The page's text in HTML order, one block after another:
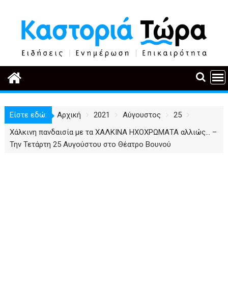
περιεχόμενο
Είστε εδώ: Αρχική 2021 Αύγουστος
25
Xάλκινη πανδαισία με τα ΧΑΛΚΙΝΑ ΗΧΟΧΡΩΜΑΤΑ αλλιώς… –
Την Τετάρτη 25 Αυγούστου στο Θέατρο Βουνού